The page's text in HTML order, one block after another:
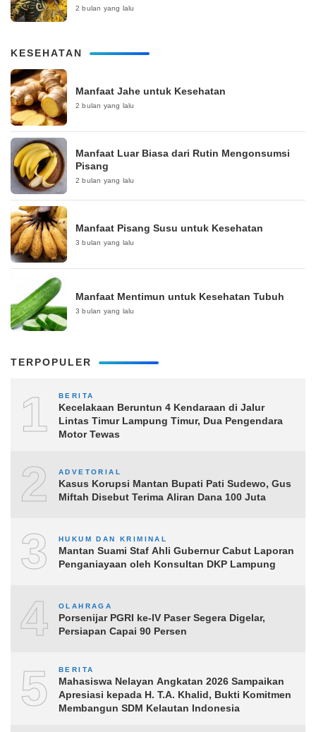
2 bulan yang lalu
KESEHATAN
Manfaat Jahe untuk Kesehatan
2 bulan yang lalu
Manfaat Luar Biasa dari Rutin Mengonsumsi
Pisang
2 bulan yang lalu
Manfaat Pisang Susu untuk Kesehatan
3 bulan yang lalu
Manfaat Mentimun untuk Kesehatan Tubuh
3 bulan yang lalu
TERPOPULER
1 BERITA
Kecelakaan Beruntun 4 Kendaraan di Jalur
Lintas Timur Lampung Timur, Dua Pengendara
Motor Tewas
2 ADVETORIAL
Kasus Korupsi Mantan Bupati Pati Sudewo, Gus
Miftah Disebut Terima Aliran Dana 100 Juta
3 HUKUM DAN KRIMINAL
Mantan Suami Staf Ahli Gubernur Cabut Laporan
Penganiayaan oleh Konsultan DKP Lampung
4 OLAHRAGA
Porsenijar PGRI ke-IV Paser Segera Digelar,
Persiapan Capai 90 Persen
5 BERITA
Mahasiswa Nelayan Angkatan 2026 Sampaikan
Apresiasi kepada H. T.A. Khalid, Bukti Komitmen
Membangun SDM Kelautan Indonesia